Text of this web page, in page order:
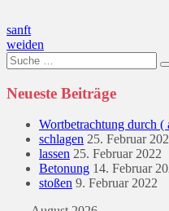
Beitragsnavigation
sanft
weiden
Suche
nach:
Neueste Beiträge
Wortbetrachtung durch (
schlagen 25. Februar
lassen 25. Februar 2022
Betonung 14. Februar
stoßen 9. Februar 2022